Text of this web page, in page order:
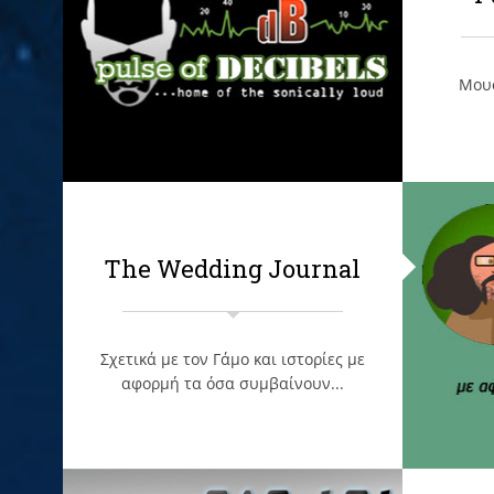
The Wedding Journal
Σχετικά με τον Γάμο και ιστορίες με
αφορμή τα όσα συμβαίνουν...